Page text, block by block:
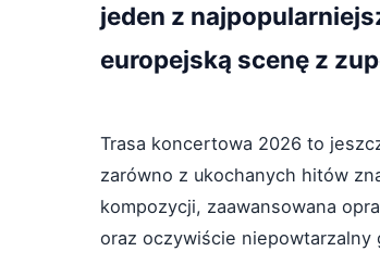
jeden z
europejską scenę z
Trasa koncertowa 2026 to
zarówno z ukochanych hitów
kompozycji, zaawansowana
oraz oczywiście niepowtarzalny